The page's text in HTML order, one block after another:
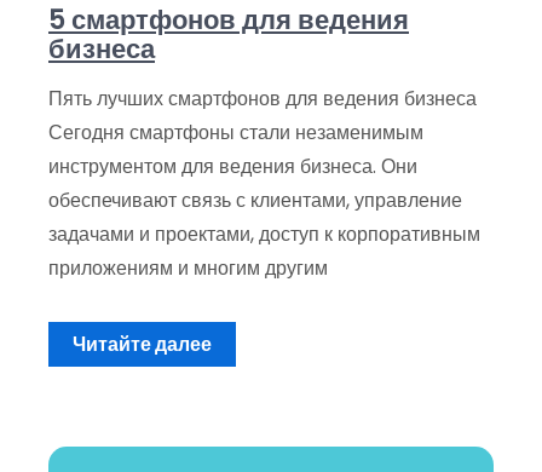
5 смартфонов для ведения
бизнеса
Пять лучших смартфонов для ведения бизнеса
Сегодня смартфоны стали незаменимым
инструментом для ведения бизнеса. Они
обеспечивают связь с клиентами, управление
задачами и проектами, доступ к корпоративным
приложениям и многим другим
Читайте далее